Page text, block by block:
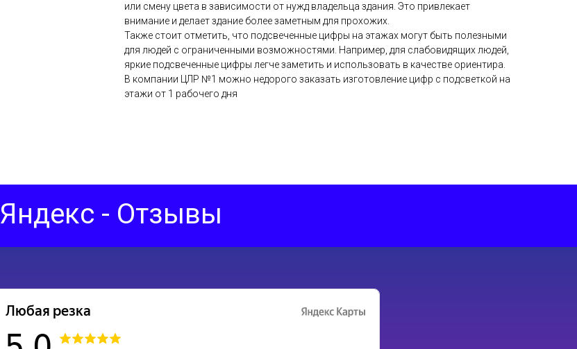
или смену цвета в зависимости от нужд владельца здания. Это привлекает
внимание и делает здание более заметным для прохожих.
Также стоит отметить, что подсвеченные цифры на этажах могут быть полезными
для людей с ограниченными возможностями. Например, для слабовидящих людей,
яркие подсвеченные цифры легче заметить и использовать в качестве ориентира.
В компании ЦЛР №1 можно недорого заказать изготовление цифр с подсветкой на
этажи от 1 рабочего дня
Яндекс - Отзывы